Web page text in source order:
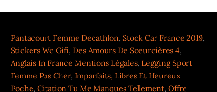
Pantacourt Femme Decathlon, Stock Car France 2019,
Stickers Wc Gifi, Des Amours De Soeurcières 4,
Anglais In France Mentions Légales, Legging Sport
Femme Pas Cher, Imparfaits, Libres Et Heureux
Poche,Citation Tu Me Manques Tellement,Offre